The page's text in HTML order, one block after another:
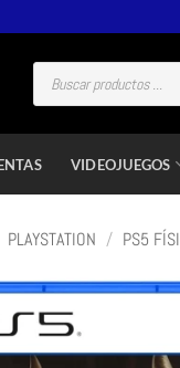
VIDEOJUEGOS
PLAYSTATION / PS5